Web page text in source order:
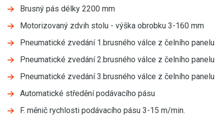
Brusný pás délky 2200 mm
Motorizovaný zdvih stolu - výška obrobku 3-160 mm
Pneumatické zvedání 1.brusného válce z čelního panelu
Pneumatické zvedání 2.brusného válce z čelního panelu
Pneumatické zvedání 3.brusného válce z čelního panelu
Automatické středění podávacího pásu
F. měnič rychlosti podávacího pásu 3-15 m/min.